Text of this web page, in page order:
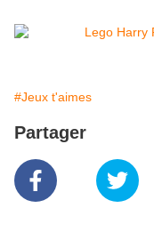
#Jeux t'aimes
Partager